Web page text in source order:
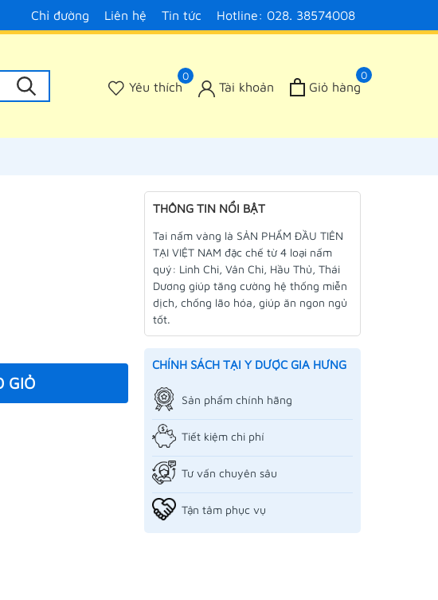
Chỉ đường Liên hệ Tin tức Hotline: 028. 38574008
0
Yêu thích Tài khoản
0
Giỏ hàng
GIỎ
THÔNG TIN NỔI BẬT
Tai nấm vàng là SẢN PHẨM ĐẦU TIÊN
TẠI VIỆT NAM đặc chế từ 4 loại nấm
quý: Linh Chi, Vân Chi, Hầu Thủ, Thái
Dương giúp tăng cường hệ thống miễn
dịch, chống lão hóa, giúp ăn ngon ngủ
tốt.
CHÍNH SÁCH TẠI Y DƯỢC GIA HƯNG
Sản phẩm chính hãng
Tiết kiệm chi phí
Tư vấn chuyên sâu
Tận tâm phục vụ